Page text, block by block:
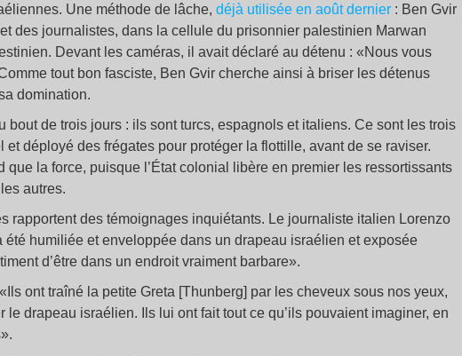
Une méthode de lâche, déjà utilisée en août dernier : Ben Gvir
des journalistes, dans la cellule du prisonnier palestinien Marwan
Devant les caméras, il avait déclaré au détenu : «Nous vous
tout bon fasciste, Ben Gvir cherche ainsi à briser les détenus
domination.
bout de trois jours : ils sont turcs, espagnols et italiens. Ce sont les trois
déployé des frégates pour protéger la flottille, avant de se raviser.
que la force, puisque l’État colonial libère en premier les ressortissants
autres.
rapportent des témoignages inquiétants. Le journaliste italien Lorenzo
humiliée et enveloppée dans un drapeau israélien et exposée
d’être dans un endroit vraiment barbare».
ont traîné la petite Greta [Thunberg] par les cheveux sous nos yeux,
le drapeau israélien. Ils lui ont fait tout ce qu’ils pouvaient imaginer, en